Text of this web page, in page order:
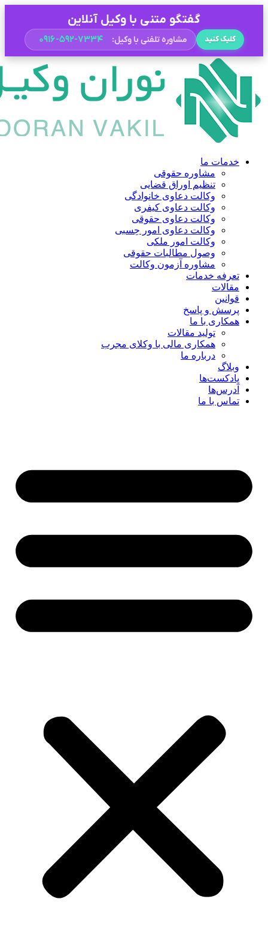
گفتگو متنی با وکیل آنلاین
کلیک کنید مشاوره تلفنی با وکیل: ۰۹۱۶-۵۹۲-۷۳۳۴
خدمات ما
مشاوره حقوقی
تنظیم اوراق قضایی
وکالت دعاوی خانوادگی
وکالت دعاوی کیفری
وکالت دعاوی حقوقی
وکالت دعاوی امور حِسبی
وکالت امور ملکی
وصول مطالبات حقوقی
مشاوره آزمون وکالت
تعرفه خدمات
مقالات
قوانین
پرسش و پاسخ
همکاری با ما
تولید مقالات
همکاری مالی با وکلای مجرب
درباره ما
وبلاگ
پادکست‌ها
آدرس‌ها
تماس با ما